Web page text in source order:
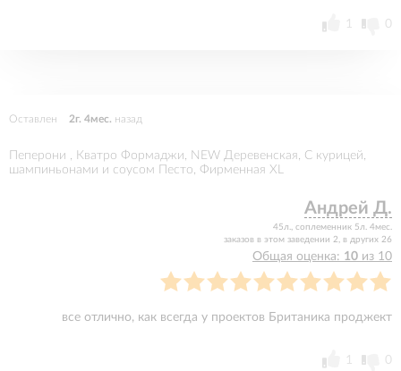
1 0
Оставлен 2г. 4мес. назад
Пеперони , Кватро Формаджи, NEW Деревенская, С курицей,
шампиньонами и соусом Песто, Фирменная XL
Андрей Д.
45л., соплеменник 5л. 4мес.
заказов в этом заведении 2, в других 26
Общая оценка: 10 из 10
все отлично, как всегда у проектов Британика проджект
1 0